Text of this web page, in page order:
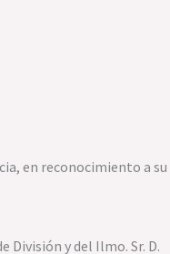
en reconocimiento a su
División y del Ilmo. Sr. D.